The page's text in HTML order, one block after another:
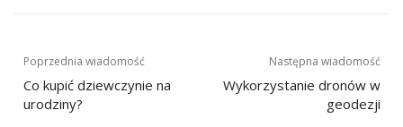
Nawigacja
wpisu
Poprzednia wiadomość
Co kupić dziewczynie na
urodziny?
Następna wiadomość
Wykorzystanie dronów w
geodezji